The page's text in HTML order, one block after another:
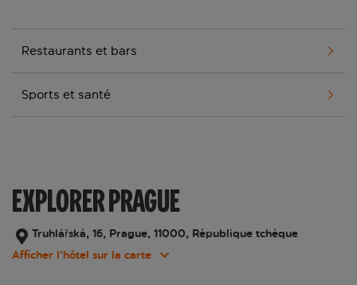
Restaurants et bars
Sports et santé
EXPLORER PRAGUE
Truhlářská, 16, Prague, 11000, République tchèque
Afficher l’hôtel sur la carte